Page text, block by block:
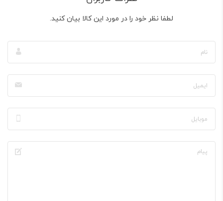
لطفا نظر خود را در مورد این کالا بیان کنید.